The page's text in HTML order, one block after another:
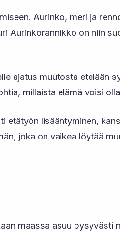
Aurinko, meri ja
Aurinkorannikko on niin
ajatus muutosta etelään
millaista elämä voisi
etätyön lisääntyminen,
joka on vaikea löytää
maassa asuu pysyvästi